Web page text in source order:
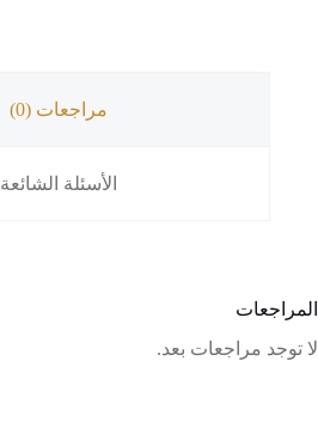
مراجعات (0)
الأسئلة الشائعة
المراجعات
لا توجد مراجعات بعد.